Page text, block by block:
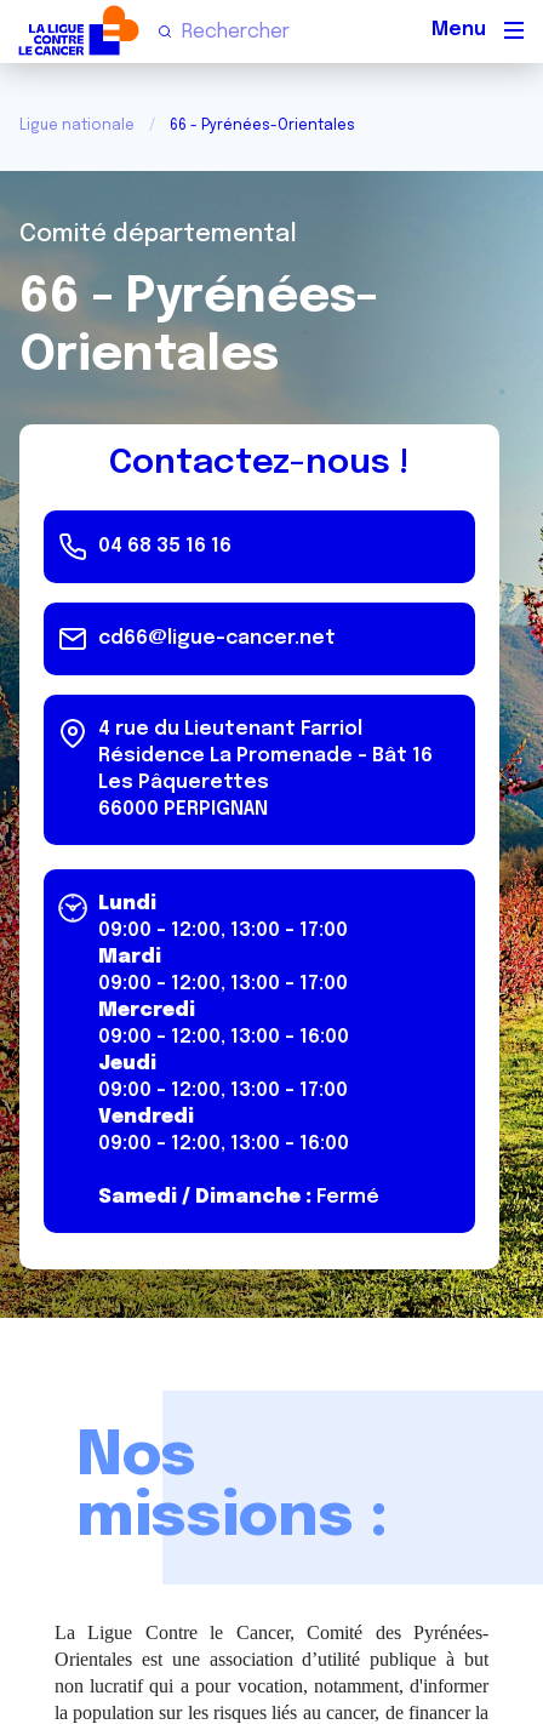
Ligue nationale 66 - Pyrénées-Orientales
Comité départemental
66 - Pyrénées-
Orientales
Contactez-nous !
04 68 35 16 16
cd66@ligue-cancer.net
4 rue du Lieutenant Farriol
Résidence La Promenade - Bât 16
Les Pâquerettes
66000 PERPIGNAN
Lundi
09:00 - 12:00, 13:00 - 17:00
Mardi
09:00 - 12:00, 13:00 - 17:00
Mercredi
09:00 - 12:00, 13:00 - 16:00
Jeudi
09:00 - 12:00, 13:00 - 17:00
Vendredi
09:00 - 12:00, 13:00 - 16:00
Samedi / Dimanche : Fermé
Nos
missions :
La Ligue Contre le Cancer, Comité des Pyrénées-
Orientales est une association d’utilité publique à but
non lucratif qui a pour vocation, notamment, d'informer
la population sur les risques liés au cancer, de financer la